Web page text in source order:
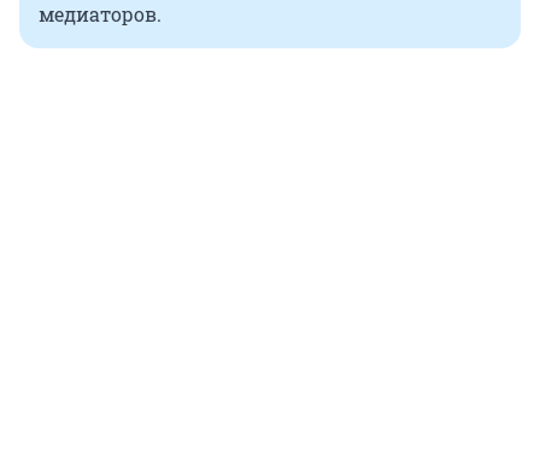
медиаторов.